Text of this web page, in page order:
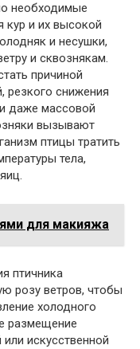
необходимые
кур и их высокой
и несушки,
и сквознякам.
причиной
резкого снижения
даже массовой
вызывают
птицы тратить
тела,
для макияжа
птичника
розу ветров, чтобы
холодного
размещение
искусственной